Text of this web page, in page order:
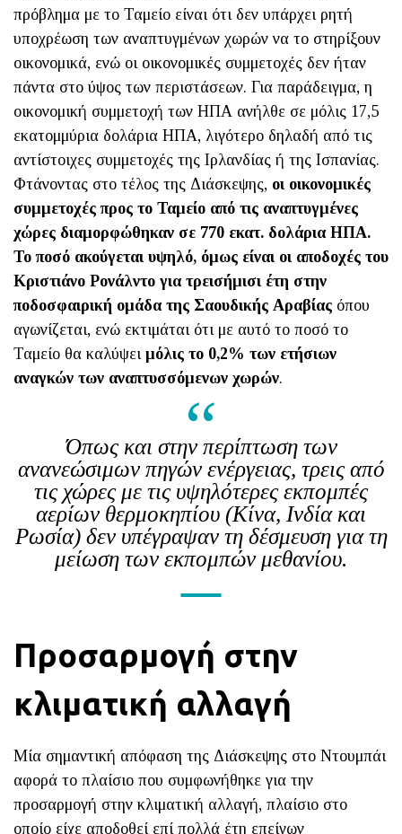
πρόβλημα με το Ταμείο είναι ότι δεν υπάρχει ρητή
υποχρέωση των αναπτυγμένων χωρών να το στηρίξουν
οικονομικά, ενώ οι οικονομικές συμμετοχές δεν ήταν
πάντα στο ύψος των περιστάσεων. Για παράδειγμα, η
οικονομική συμμετοχή των ΗΠΑ ανήλθε σε μόλις 17,5
εκατομμύρια δολάρια ΗΠΑ, λιγότερο δηλαδή από τις
αντίστοιχες συμμετοχές της Ιρλανδίας ή της Ισπανίας.
Φτάνοντας στο τέλος της Διάσκεψης, οι οικονομικές
συμμετοχές προς το Ταμείο από τις αναπτυγμένες
χώρες διαμορφώθηκαν σε 770 εκατ. δολάρια ΗΠΑ.
Το ποσό ακούγεται υψηλό, όμως είναι οι αποδοχές του
Κριστιάνο Ρονάλντο για τρεισήμισι έτη στην
ποδοσφαιρική ομάδα της Σαουδικής Αραβίας όπου
αγωνίζεται, ενώ εκτιμάται ότι με αυτό το ποσό το
Ταμείο θα καλύψει μόλις το 0,2% των ετήσιων
αναγκών των αναπτυσσόμενων χωρών.
Όπως και στην περίπτωση των
ανανεώσιμων πηγών ενέργειας, τρεις από
τις χώρες με τις υψηλότερες εκπομπές
αερίων θερμοκηπίου (Κίνα, Ινδία και
Ρωσία) δεν υπέγραψαν τη δέσμευση για τη
μείωση των εκπομπών μεθανίου.
Προσαρμογή στην
κλιματική αλλαγή
Μία σημαντική απόφαση της Διάσκεψης στο Ντουμπάι
αφορά το πλαίσιο που συμφωνήθηκε για την
προσαρμογή στην κλιματική αλλαγή, πλαίσιο στο
οποίο είχε αποδοθεί επί πολλά έτη επείγων